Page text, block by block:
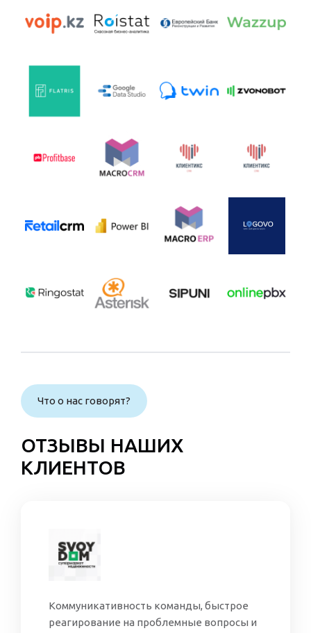
Что о нас говорят?
ОТЗЫВЫ НАШИХ
КЛИЕНТОВ
Коммуникативность команды, быстрое
реагирование на проблемные вопросы и